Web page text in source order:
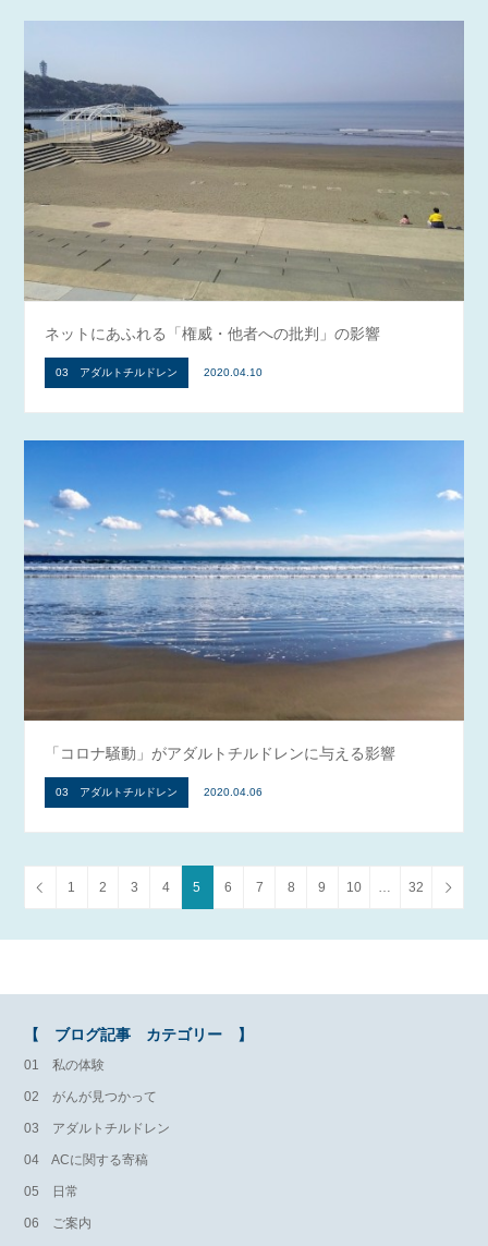
ネットにあふれる「権威・他者への批判」の影響
03 アダルトチルドレン 2020.04.10
「コロナ騒動」がアダルトチルドレンに与える影響
03 アダルトチルドレン 2020.04.06
1 2 3 4 5 6 7 8 9 10 … 32
【 ブログ記事 カテゴリー 】
01 私の体験
02 がんが見つかって
03 アダルトチルドレン
04 ACに関する寄稿
05 日常
06 ご案内